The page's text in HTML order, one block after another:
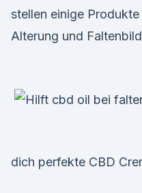
stellen einige
Alterung und
dich perfekte CBD